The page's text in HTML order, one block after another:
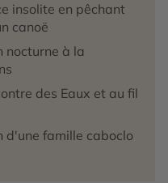
insolite en pêchant
canoë
nocturne à la
des Eaux et au fil
d'une famille caboclo